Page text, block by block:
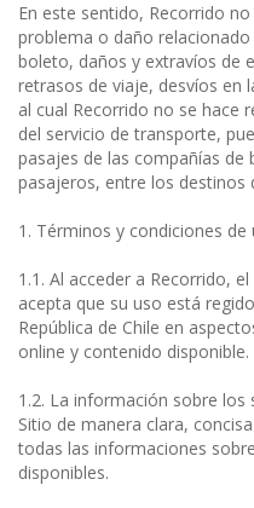
En este sentido, Recorrido
problema o daño
boleto, daños y extravíos de
retrasos de viaje, desvíos en
al cual Recorrido no se hace
del servicio de transporte,
pasajes de las compañías
pasajeros, entre los destinos
1. Términos y condiciones de
1.1. Al acceder a Recorrido,
acepta que su uso está
República de Chile en
online y contenido disponible.
1.2. La información sobre los
Sitio de manera clara,
todas las informaciones
disponibles.